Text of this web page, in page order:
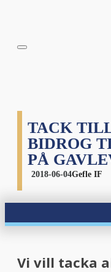
TACK
BIDROG
PÅ
2018-06-04Gefle IF
Vi vill tacka